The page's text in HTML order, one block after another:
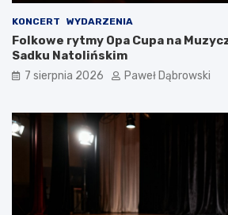
i
ę
t
a
a
w
j
.
g
i
KONCERT WYDARZENIA
Folkowe rytmy Opa Cupa na
Sadku Natolińskim
7 sierpnia 2026 Paweł Dąbrowski